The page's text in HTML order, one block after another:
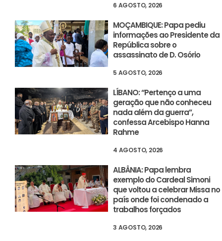
6 AGOSTO, 2026
MOÇAMBIQUE: Papa pediu
informações ao Presidente da
República sobre o
assassinato de D. Osório
5 AGOSTO, 2026
LÍBANO: “Pertenço a uma
geração que não conheceu
nada além da guerra”,
confessa Arcebispo Hanna
Rahme
4 AGOSTO, 2026
ALBÂNIA: Papa lembra
exemplo do Cardeal Simoni
que voltou a celebrar Missa no
país onde foi condenado a
trabalhos forçados
3 AGOSTO, 2026